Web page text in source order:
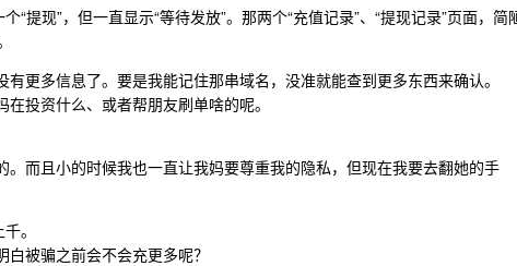
“提现”，但一直显示“等待发放”。那两个“充值记录”、“提现记录”页面，简
更多信息了。要是我能记住那串域名，没准就能查到更多东西来确认。
投资什么、或者帮朋友刷单啥的呢。
而且小的时候我也一直让我妈要尊重我的隐私，但现在我要去翻她的手
。
被骗之前会不会充更多呢？